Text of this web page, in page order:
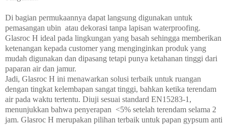
Di bagian permukaannya dapat langsung digunakan untuk
pemasangan ubin atau dekorasi tanpa lapisan waterproofing.
Glasroc H ideal pada lingkungan yang basah sehingga memberikan
ketenangan kepada customer yang menginginkan produk yang
mudah digunakan dan dipasang tetapi punya ketahanan tinggi dari
paparan air dan jamur.
Jadi, Glasroc H ini menawarkan solusi terbaik untuk ruangan
dengan tingkat kelembapan sangat tinggi, bahkan ketika terendam
air pada waktu tertentu. Diuji sesuai standard EN15283-1,
menunjukkan bahwa penyerapan <5% setelah terendam selama 2
jam. Glasroc H merupakan pilihan terbaik untuk papan gypsum anti